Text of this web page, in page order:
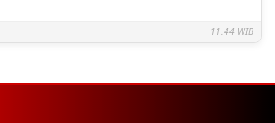
11.44 WIB